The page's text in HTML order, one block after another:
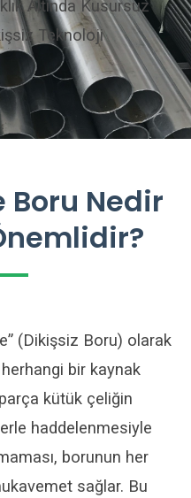
Altında Kusursuz
Teknoloji
Boru Nedir
(Dikişsiz Boru) olarak
herhangi bir kaynak
kütük çeliğin
haddelenmesiyle
borunun her
sağlar. Bu